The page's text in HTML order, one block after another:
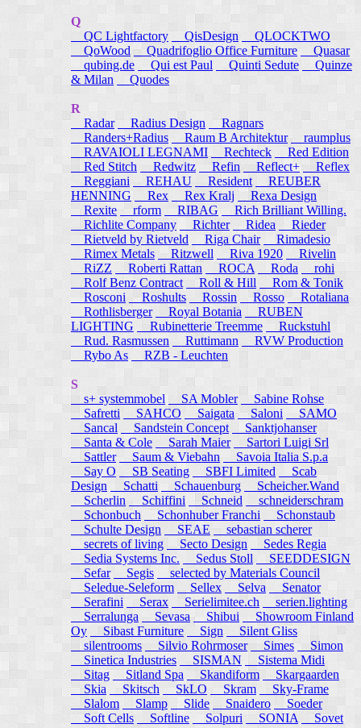
Q
QC Lightfactory
QisDesign
QLOCKTWO
QoWood Quadrifoglio Office Furniture
Quasar
qubing.de
Qui est Paul Quinti Sedute
Quinze
& Milan
Quodes
R
Radar
Radius Design
Ragnars
Randers+Radius
Raum B Architektur raumplus
RAVAIOLI LEGNAMI
Rechteck
Red Edition
Red Stitch
Redwitz Refin Reflect+
Reflex
Reggiani
REHAU Resident
REUBER
HENNING
Rex Rex Kralj
Rexa Design
Rexite
rform RIBAG
Rich Brilliant Willing.
Richlite Company
Richter Ridea
Rieder
Rietveld by Rietveld
Riga Chair
Rimadesio
Rimex Metals
Ritzwell Riva 1920
Rivelin
RiZZ
Roberti Rattan ROCA Roda
rohi
Rolf Benz Contract
Roll & Hill
Rom & Tonik
Rosconi Roshults Rossin Rosso
Rotaliana
Rothlisberger
Royal Botania
RUBEN
LIGHTING
Rubinetterie Treemme
Ruckstuhl
Rud. Rasmussen
Ruttimann
RVW Production
Rybo As
RZB - Leuchten
S
s+ systemmobel
SA Mobler
Sabine Rohse
Safretti
SAHCO Saigata Saloni
SAMO
Sancal
Sandstein Concept
Sanktjohanser
Santa & Cole
Sarah Maier
Sartori Luigi Srl
Sattler
Saum & Viebahn
Savoia Italia S.p.a
Say O
SB Seating SBFI Limited
Scab
Design
Schatti Schauenburg
Scheicher.Wand
Scherlin
Schiffini Schneid
schneiderschram
Schonbuch
Schonhuber Franchi
Schonstaub
Schulte Design
SEAE
sebastian scherer
secrets of living
Secto Design
Sedes Regia
Sedia Systems Inc.
Sedus Stoll
SEEDDESIGN
Sefar
Segis
selected by Materials Council
Seledue-Seleform
Sellex Selva
Senator
Serafini
Serax Serielimitee.ch
serien.lighting
Serralunga
Sevasa Shibui
Showroom Finland
Oy
Sibast Furniture Sign
Silent Gliss
silentrooms
Silvio Rohrmoser Simes Simon
Sinetica Industries
SISMAN
Sistema Midi
Sitag
Sitland Spa Skandiform
Skargaarden
Skia
Skitsch SkLO Skram
Sky-Frame
Slalom
Slamp Slide Snaidero
Soeder
Soft Cells
Softline Solpuri SONIA
Sovet